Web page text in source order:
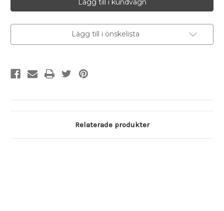
iPhone
XS
iPhone
XS
Lägg till i önskelista
Relaterade produkter